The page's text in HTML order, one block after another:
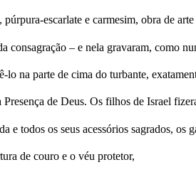
escarlate e carmesim, obra de
consagração – e nela gravaram, como
lo na parte de cima do turbante,
de Deus. Os filhos de Israel
todos os seus acessórios sagrados, os
de couro e o véu protetor,